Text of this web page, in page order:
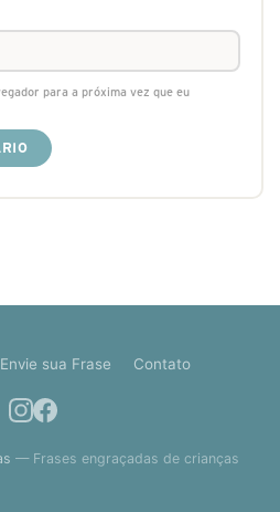
para a próxima vez que eu
Envie sua Frase Contato
— Frases engraçadas de crianças